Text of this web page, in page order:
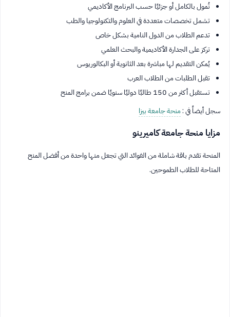
تُمول بالكامل أو جزئيًا حسب البرنامج الأكاديمي
تشمل تخصصات متعددة في العلوم والتكنولوجيا والطب
تدعم الطلاب من الدول النامية بشكل خاص
تركز على الجدارة الأكاديمية والبحث العلمي
يُمكن التقديم لها مباشرة بعد الثانوية أو البكالوريوس
تقبل الطلبات من الطلاب العرب
تستقبل أكثر من 150 طالبًا دوليًا سنويًا ضمن برامج المنح
سجل أيضاً في :منحة جامعة بيزا
مزايا منحة جامعة كاميرينو
المنحة تقدم باقة شاملة من الفوائد التي تجعل منها واحدة من أفضل المنح
المتاحة للطلاب الطموحين.